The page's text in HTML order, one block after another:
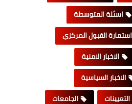
اسئلة المتوسطة
استمارة القبول المركزي
الاخبار الامنية
الاخبار السياسية
التعيينات
الجامعات